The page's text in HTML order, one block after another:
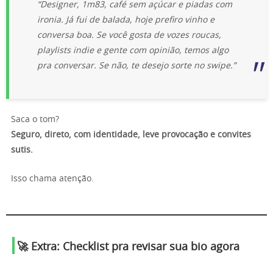
“Designer, 1m83, café sem açúcar e piadas com
ironia. Já fui de balada, hoje prefiro vinho e
conversa boa. Se você gosta de vozes roucas,
playlists indie e gente com opinião, temos algo
pra conversar. Se não, te desejo sorte no swipe.”
Saca o tom?
Seguro, direto, com identidade, leve provocação e convites
sutis.
Isso chama atenção.
🚀 Extra: Checklist pra revisar sua bio agora